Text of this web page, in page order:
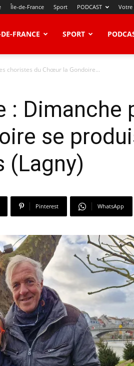
Île-de-France Sport PODCAST Votre
FRANCE SPORT
choristes du Chœur la Gondoire...
:
se
(Lagny)
Pinterest WhatsApp